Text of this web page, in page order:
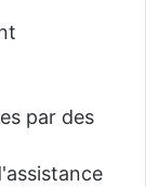
par des